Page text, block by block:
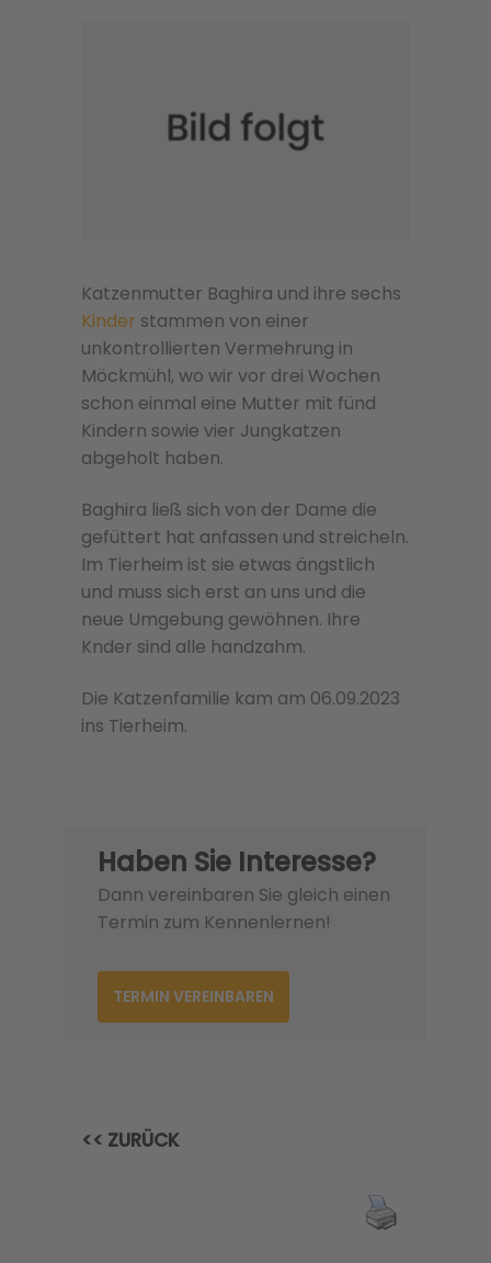
Katzenmutter Baghira und ihre sechs
Kinder stammen von einer
unkontrollierten Vermehrung in
Möckmühl, wo wir vor drei Wochen
schon einmal eine Mutter mit fünd
Kindern sowie vier Jungkatzen
abgeholt haben.
Baghira ließ sich von der Dame die
gefüttert hat anfassen und streicheln.
Im Tierheim ist sie etwas ängstlich
und muss sich erst an uns und die
neue Umgebung gewöhnen. Ihre
Knder sind alle handzahm.
Die Katzenfamilie kam am 06.09.2023
ins Tierheim.
Haben Sie Interesse?
Dann vereinbaren Sie gleich einen
Termin zum Kennenlernen!
TERMIN VEREINBAREN
<< ZURÜCK